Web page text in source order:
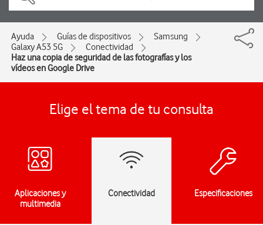
Ayuda Guías de dispositivos
Samsung
Galaxy A53 5G
Conectividad
Haz una copia de seguridad de las fotografías y los
vídeos en Google Drive
Elige el tema de tu consulta
Aplicaciones y
multimedia
Conectividad Especificaciones